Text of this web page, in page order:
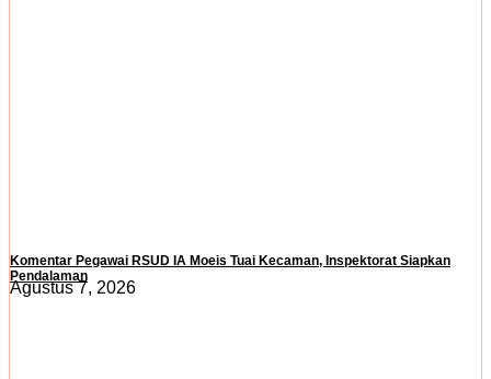
Komentar Pegawai RSUD IA Moeis Tuai Kecaman, Inspektorat Siapkan
Pendalaman
Agustus 7, 2026